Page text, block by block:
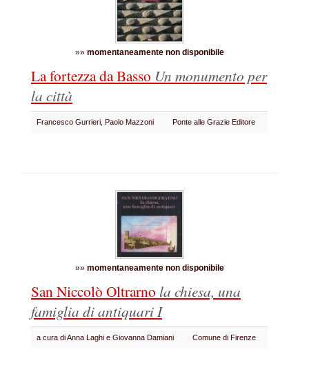
»» momentaneamente non disponibile
La fortezza da Basso Un monumento per
la città
Francesco Gurrieri, Paolo Mazzoni Ponte alle Grazie Editore
»» momentaneamente non disponibile
San Niccolò Oltrarno la chiesa, una
famiglia di antiquari I
a cura di Anna Laghi e Giovanna Damiani Comune di Firenze